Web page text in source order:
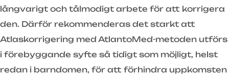
långvarigt och tålmodigt arbete för att korrigera
den. Därför rekommenderas det starkt att
Atlaskorrigering med AtlantoMed-metoden utförs
i förebyggande syfte så tidigt som möjligt, helst
redan i barndomen, för att förhindra uppkomsten